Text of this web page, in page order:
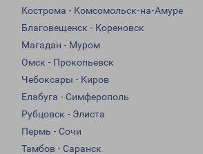
Кострома - Комсомольск-на-Амуре
Благовещенск - Кореновск
Магадан - Муром
Омск - Прокопьевск
Чебоксары - Киров
Елабуга - Симферополь
Рубцовск - Элиста
Пермь - Сочи
Тамбов - Саранск